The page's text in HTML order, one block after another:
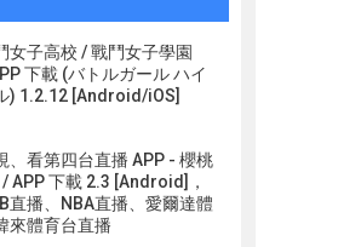
女子高校 / 戰鬥女子學園
下載 (バトルガール ハイ
) 1.2.12 [Android/iOS]
、看第四台直播 APP - 櫻桃
/ APP 下載 2.3 [Android]，
直播、NBA直播、愛爾達體
來體育台直播